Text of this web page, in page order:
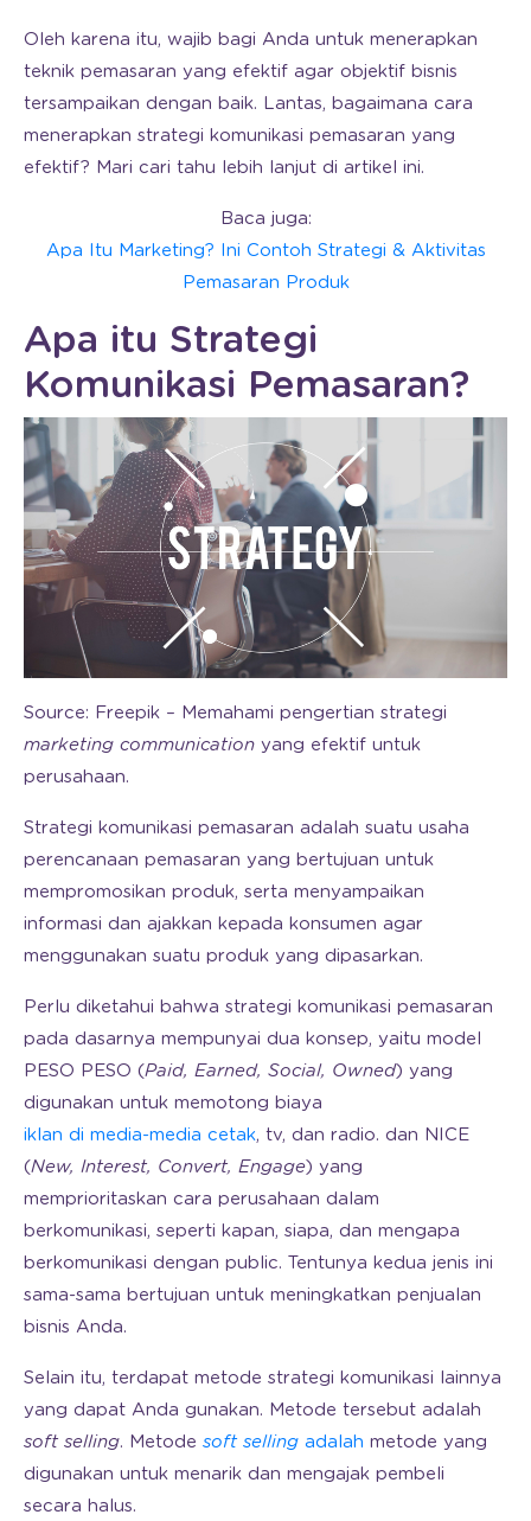
Oleh karena itu, wajib bagi Anda untuk menerapkan
teknik pemasaran yang efektif agar objektif bisnis
tersampaikan dengan baik. Lantas, bagaimana cara
menerapkan strategi komunikasi pemasaran yang
efektif? Mari cari tahu lebih lanjut di artikel ini.
Baca juga:
Apa Itu Marketing? Ini Contoh Strategi & Aktivitas
Pemasaran Produk
Apa itu Strategi
Komunikasi Pemasaran?
Source: Freepik – Memahami pengertian strategi
marketing communication yang efektif untuk
perusahaan.
Strategi komunikasi pemasaran adalah suatu usaha
perencanaan pemasaran yang bertujuan untuk
mempromosikan produk, serta menyampaikan
informasi dan ajakkan kepada konsumen agar
menggunakan suatu produk yang dipasarkan.
Perlu diketahui bahwa strategi komunikasi pemasaran
pada dasarnya mempunyai dua konsep, yaitu model
PESO PESO (Paid, Earned, Social, Owned) yang
digunakan untuk memotong biaya
iklan di media-media cetak, tv, dan radio. dan NICE
(New, Interest, Convert, Engage) yang
memprioritaskan cara perusahaan dalam
berkomunikasi, seperti kapan, siapa, dan mengapa
berkomunikasi dengan public. Tentunya kedua jenis ini
sama-sama bertujuan untuk meningkatkan penjualan
bisnis Anda.
Selain itu, terdapat metode strategi komunikasi lainnya
yang dapat Anda gunakan. Metode tersebut adalah
soft selling. Metode soft selling adalah metode yang
digunakan untuk menarik dan mengajak pembeli
secara halus.